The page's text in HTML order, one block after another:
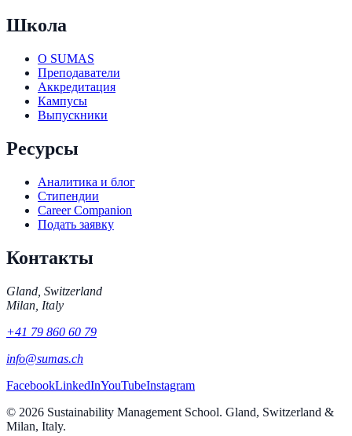
Школа
О SUMAS
Преподаватели
Аккредитация
Кампусы
Выпускники
Ресурсы
Аналитика и блог
Стипендии
Career Companion
Подать заявку
Контакты
Gland, Switzerland
Milan, Italy
+41 79 860 60 79
info@sumas.ch
FacebookLinkedInYouTubeInstagram
© 2026 Sustainability Management School. Gland, Switzerland &
Milan, Italy.